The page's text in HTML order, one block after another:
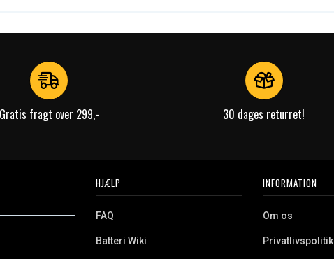
Gratis fragt over 299,- 30 dages returret!
HJÆLP
FAQ
Batteri Wiki
INFORMATION
Om os
Privatlivspolitik